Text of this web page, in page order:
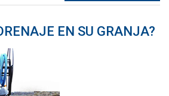
EN SU GRANJA?